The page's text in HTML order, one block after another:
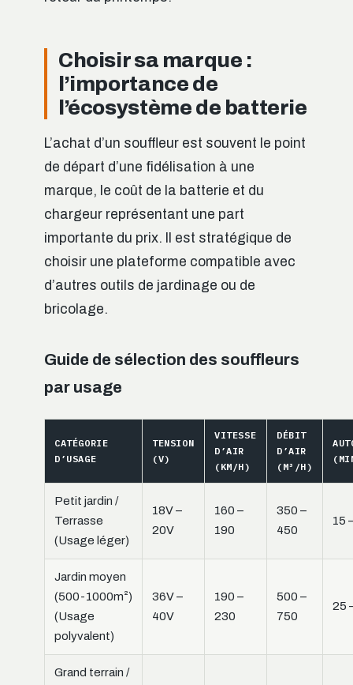
Choisir sa marque :
l’importance de
l’écosystème de batterie
L’achat d’un souffleur est souvent le point
de départ d’une fidélisation à une
marque, le coût de la batterie et du
chargeur représentant une part
importante du prix. Il est stratégique de
choisir une plateforme compatible avec
d’autres outils de jardinage ou de
bricolage.
Guide de sélection des souffleurs
par usage
CATÉGORIE
D’USAGE
TENSION
(V)
VITESSE
D’AIR
(KM/H)
DÉBIT
D’AIR
(M³/H)
Petit jardin /
Terrasse
(Usage léger)
18V –
20V
160 –
190
350 –
450
15
Jardin moyen
(500-1000m²)
(Usage
polyvalent)
36V –
40V
190 –
230
500 –
750
25
Grand terrain /